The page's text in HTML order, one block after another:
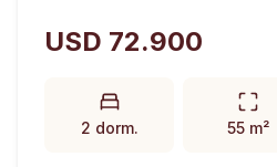
USD 72.900
2 dorm. 55 m²